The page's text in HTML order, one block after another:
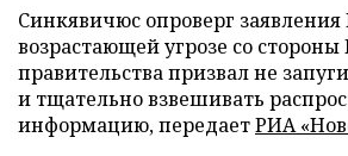
Синкявичюс опроверг заявления
возрастающей угрозе со стороны
правительства призвал не
и тщательно взвешивать
информацию, передаетРИА